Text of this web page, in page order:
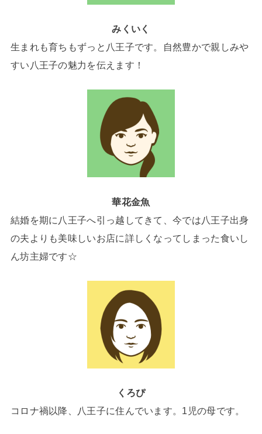
みくいく
生まれも育ちもずっと八王子です。自然豊かで親しみや
すい八王子の魅力を伝えます！
華花金魚
結婚を期に八王子へ引っ越してきて、今では八王子出身
の夫よりも美味しいお店に詳しくなってしまった食いし
ん坊主婦です☆
くろぴ
コロナ禍以降、八王子に住んでいます。1児の母です。